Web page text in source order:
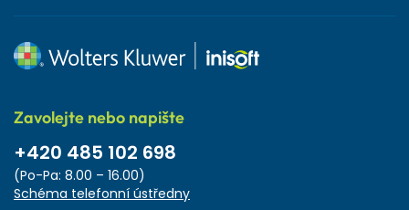
Zavolejte nebo napište
+420 485 102 698
(Po-Pa: 8.00 – 16.00)
Schéma telefonní ústředny